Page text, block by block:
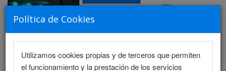
Política de Cookies
Utilizamos cookies propias y de terceros que permiten
el funcionamiento y la prestación de los servicios
MENU